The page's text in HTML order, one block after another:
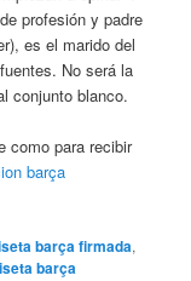
profesión y padre
es el marido del
No será la
conjunto blanco.
como para recibir
barça
barça firmada,
barça